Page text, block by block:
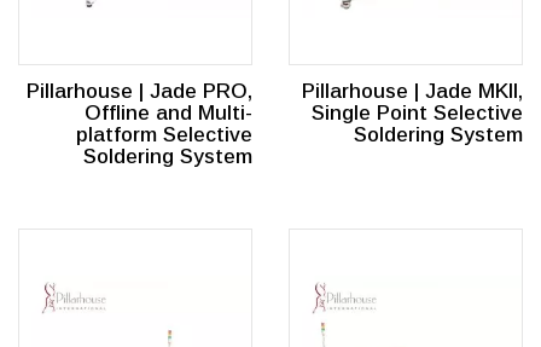
Pillarhouse | Jade MKII,
Single Point Selective
Soldering System
Pillarhouse | Jade PRO,
Offline and Multi-
platform Selective
Soldering System